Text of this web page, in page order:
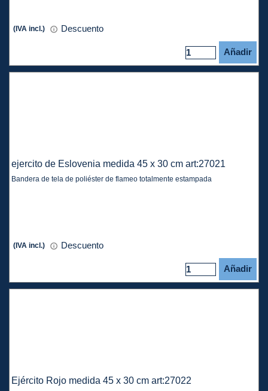
(IVA incl.) Descuento
Añadir
ejercito de Eslovenia medida 45 x 30 cm art:27021
Bandera de tela de poliéster de flameo totalmente estampada
(IVA incl.) Descuento
Añadir
Ejército Rojo medida 45 x 30 cm art:27022